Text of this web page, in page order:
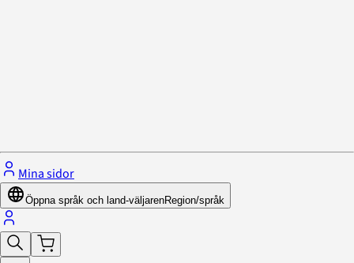
Mina sidor
Öppna språk och land-väljarenRegion/språk